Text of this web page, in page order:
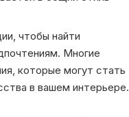
чтобы найти
Многие
которые могут стать
в вашем интерьере.